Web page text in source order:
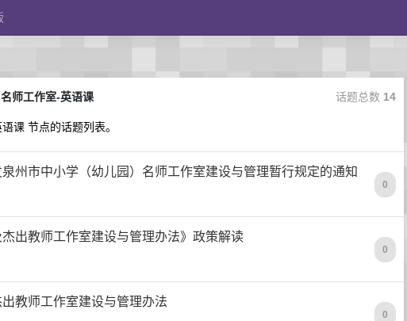
话题总数 14
名师工作室-英语课
课 节点的话题列表。
州市中小学（幼儿园）名师工作室建设与管理暂行规定的通知
0
杰出教师工作室建设与管理办法》政策解读
0
教师工作室建设与管理办法
0